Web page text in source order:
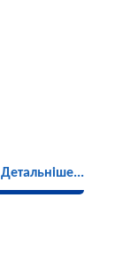
Детальніше...